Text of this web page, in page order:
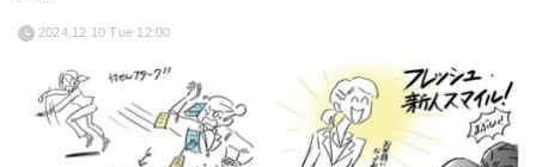
2024.12.10 Tue 12:00